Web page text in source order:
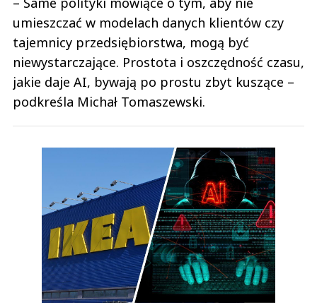
umieszczać w modelach danych klientów czy
tajemnicy przedsiębiorstwa, mogą być
niewystarczające. Prostota i oszczędność czasu,
jakie daje AI, bywają po prostu zbyt kuszące –
podkreśla Michał Tomaszewski.